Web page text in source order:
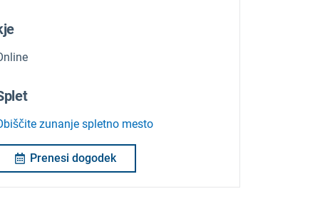
zunanje spletno mesto
Prenesi dogodek